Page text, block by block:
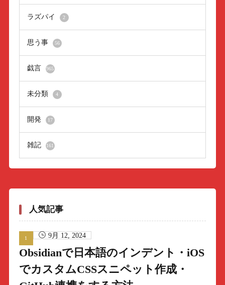
ラズパイ 2
思う事 56
戯言 965
未分類 4
開発 17
雑記 161
人気記事
9月 12, 2024
Obsidianで日本語のインデント・iOS
でカスタムCSSスニペット作成・